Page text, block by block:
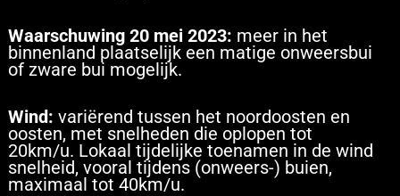
Waarschuwing 20 mei 2023: meer in het
binnenland plaatselijk een matige onweersbui
of zware bui mogelijk.
Wind: variërend tussen het noordoosten en
oosten, met snelheden die oplopen tot
20km/u. Lokaal tijdelijke toenamen in de wind
snelheid, vooral tijdens (onweers-) buien,
maximaal tot 40km/u.